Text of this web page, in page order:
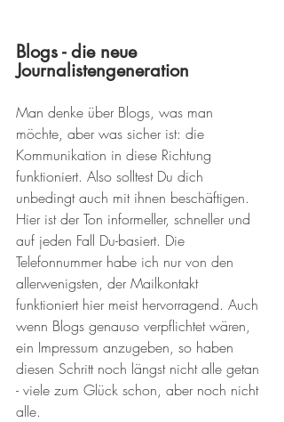
Blogs - die neue
Journalistengeneration
Man denke über Blogs, was man
möchte, aber was sicher ist: die
Kommunikation in diese Richtung
funktioniert. Also solltest Du dich
unbedingt auch mit ihnen beschäftigen.
Hier ist der Ton informeller, schneller und
auf jeden Fall Du-basiert. Die
Telefonnummer habe ich nur von den
allerwenigsten, der Mailkontakt
funktioniert hier meist hervorragend. Auch
wenn Blogs genauso verpflichtet wären,
ein Impressum anzugeben, so haben
diesen Schritt noch längst nicht alle getan
- viele zum Glück schon, aber noch nicht
alle.